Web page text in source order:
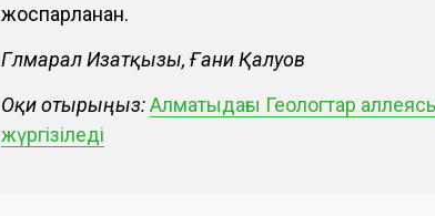
жоспарланған.
Гүлмарал Изатқызы, Ғани Қалуов
Оқи отырыңыз:Алматыдағы Геологтар
жүргізіледі